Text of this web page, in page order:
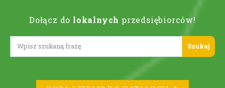
Dołącz do lokalnych przedsiębiorców!
Lorem ipsum